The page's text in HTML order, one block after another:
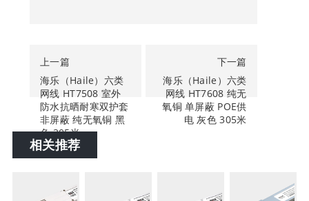
上一篇
海乐（Haile）六类
网线 HT7508 室外
防水抗晒耐寒双护套
非屏蔽 纯无氧铜 黑
色 305米
下一篇
海乐（Haile）六类
网线 HT7608 纯无
氧铜 单屏蔽 POE供
电 灰色 305米
相关推荐